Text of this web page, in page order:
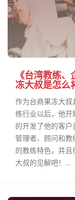
《台湾教练
冻大叔是怎么
作为台商果冻大
练行业以后，他
的开发了他的客
管理者、顾问和
的教练特色，并且
大叔的见解吧！...